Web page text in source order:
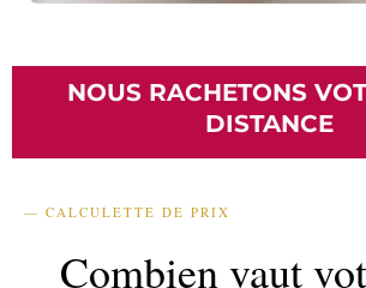
NOUS RACHETONS
DISTANCE
— CALCULETTE DE PRIX
Combien vaut